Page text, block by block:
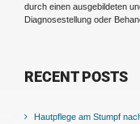
durch einen ausgebildeten
Diagnosestellung oder
RECENT POSTS
Hautpflege am Stumpf